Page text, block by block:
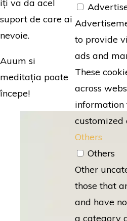
iți va da acel
suport de care ai
nevoie.
Auum si
meditația poate
începe!
to provide
ads and
These
across
information
customized
Others
Others
Other
those that
and have
a category